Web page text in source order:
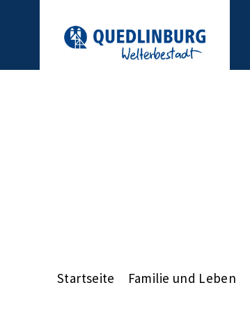
Startseite Familie und Leben